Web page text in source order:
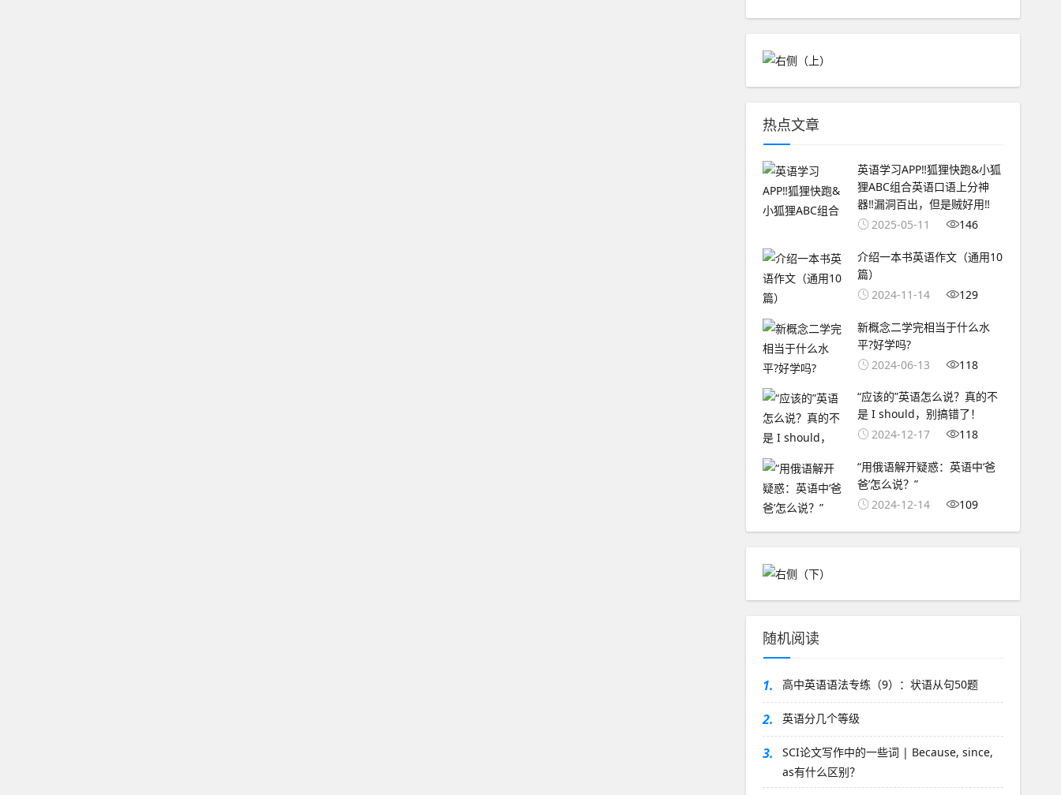
热点文章
英语学习APP‼️狐狸快跑&小狐
狸ABC组合英语口语上分神
器‼️漏洞百出，但是贼好用‼️
2025-05-11
146
介绍一本书英语作文（通用10
篇）
2024-11-14
129
新概念二学完相当于什么水
平?好学吗?
2024-06-13
118
“应该的”英语怎么说？真的不
是 I should，别搞错了！
2024-12-17
118
“用俄语解开疑惑：英语中‘爸
爸’怎么说？”
2024-12-14
109
随机阅读
1. 高中英语语法专练（9）：状语从句50题
2. 英语分几个等级
3.
SCI论文写作中的一些词 | Because, since,
as有什么区别？